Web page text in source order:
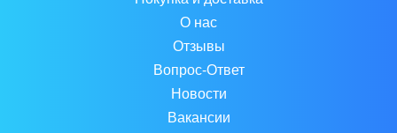
О нас
Отзывы
Вопрос-Ответ
Новости
Вакансии